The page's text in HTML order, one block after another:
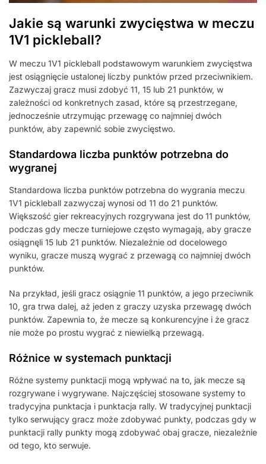
Jakie są warunki zwycięstwa w meczu
1V1 pickleball?
W meczu 1V1 pickleball podstawowym warunkiem zwycięstwa
jest osiągnięcie ustalonej liczby punktów przed przeciwnikiem.
Zazwyczaj gracz musi zdobyć 11, 15 lub 21 punktów, w
zależności od konkretnych zasad, które są przestrzegane,
jednocześnie utrzymując przewagę co najmniej dwóch
punktów, aby zapewnić sobie zwycięstwo.
Standardowa liczba punktów potrzebna do
wygranej
Standardowa liczba punktów potrzebna do wygrania meczu
1V1 pickleball zazwyczaj wynosi od 11 do 21 punktów.
Większość gier rekreacyjnych rozgrywana jest do 11 punktów,
podczas gdy mecze turniejowe często wymagają, aby gracze
osiągnęli 15 lub 21 punktów. Niezależnie od docelowego
wyniku, gracze muszą wygrać z przewagą co najmniej dwóch
punktów.
Na przykład, jeśli gracz osiągnie 11 punktów, a jego przeciwnik
10, gra trwa dalej, aż jeden z graczy uzyska przewagę dwóch
punktów. Zapewnia to, że mecze są konkurencyjne i że gracz
nie może po prostu wygrać z niewielką przewagą.
Różnice w systemach punktacji
Różne systemy punktacji mogą wpływać na to, jak mecze są
rozgrywane i wygrywane. Najczęściej stosowane systemy to
tradycyjna punktacja i punktacja rally. W tradycyjnej punktacji
tylko serwujący gracz może zdobywać punkty, podczas gdy w
punktacji rally punkty mogą zdobywać obaj gracze, niezależnie
od tego, kto serwuje.